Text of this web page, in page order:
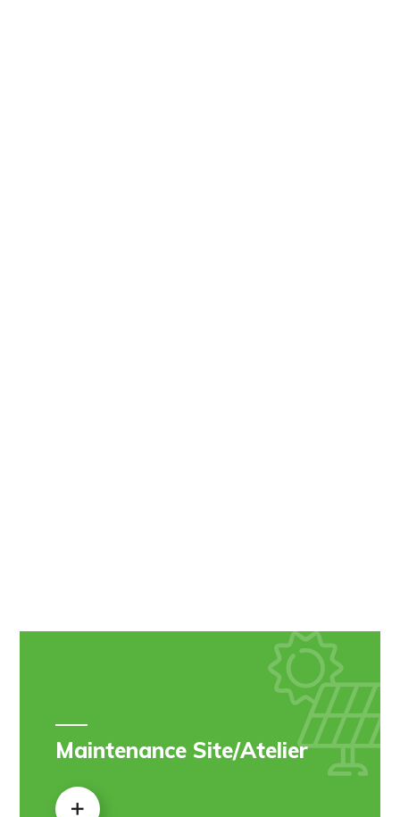
Maintenance Site/Atelier